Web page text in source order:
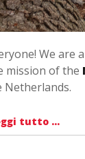
We are
mission of the
Netherlands.
tutto …